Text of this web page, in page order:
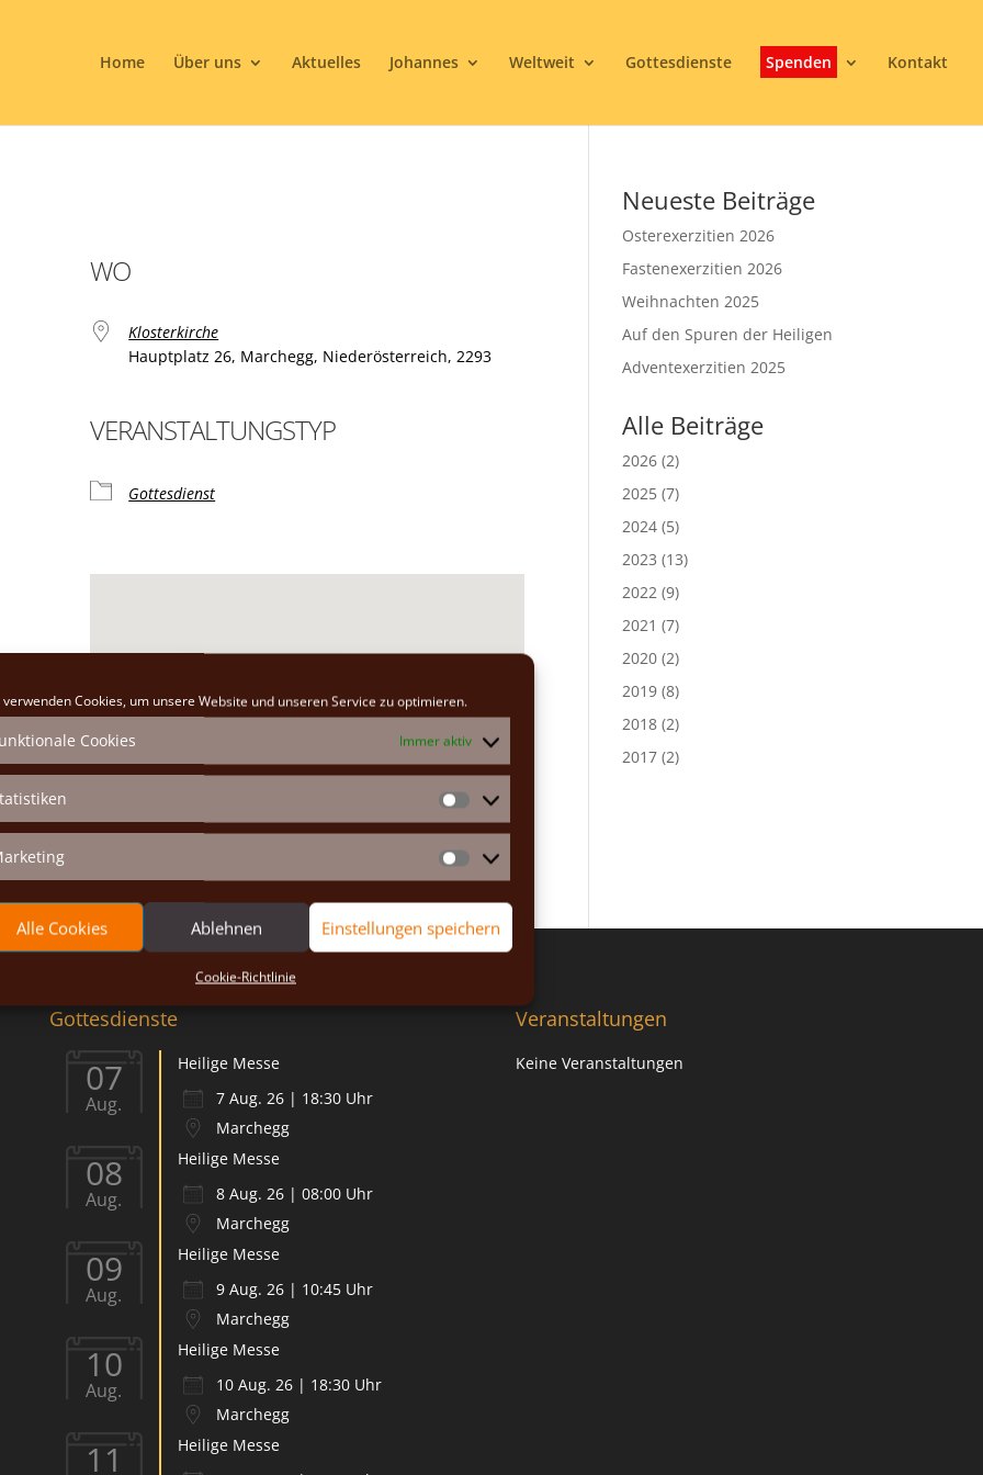
verwenden Cookies, um unsere Website und unseren Service zu optimieren.
Cookies Immer aktiv
Statistiken
Marketing
Alle Cookies Ablehnen Einstellungen speichern
Cookie-Richtlinie
Home Über uns Aktuelles Johannes Weltweit Gottesdienste Spenden Kontakt
WO
Klosterkirche
Hauptplatz 26, Marchegg, Niederösterreich, 2293
VERANSTALTUNGSTYP
Gottesdienst
Hauptplatz 26 - Marchegg
Neueste Beiträge
Osterexerzitien 2026
Fastenexerzitien 2026
Weihnachten 2025
Auf den Spuren der Heiligen
Adventexerzitien 2025
Alle Beiträge
2026 (2)
2025 (7)
2024 (5)
2023 (13)
2022 (9)
2021 (7)
2020 (2)
2019 (8)
2018 (2)
2017 (2)
Gottesdienste
07
Aug.
Heilige Messe
7 Aug. 26 | 18:30 Uhr
Marchegg
08
Aug.
Heilige Messe
8 Aug. 26 | 08:00 Uhr
Marchegg
09
Aug.
Heilige Messe
9 Aug. 26 | 10:45 Uhr
Marchegg
10
Aug.
Heilige Messe
10 Aug. 26 | 18:30 Uhr
Marchegg
11
Heilige Messe
Veranstaltungen
Keine Veranstaltungen